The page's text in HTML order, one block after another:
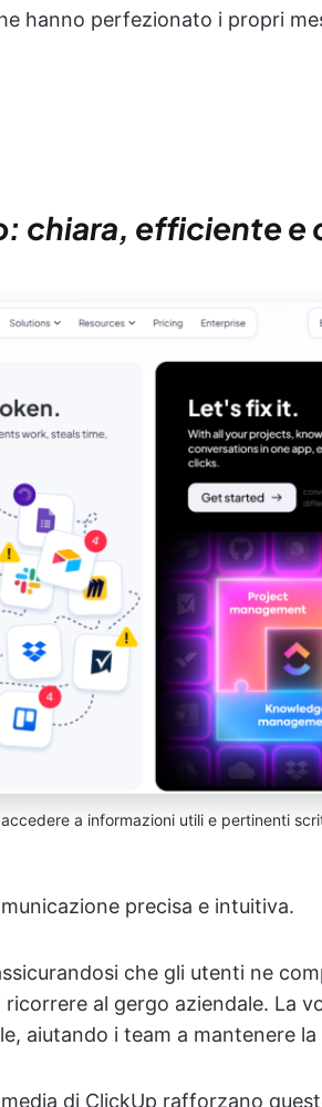
hanno perfezionato i propri
chiara, efficiente e
a informazioni utili e pertinenti
precisa e intuitiva.
che gli utenti ne
al gergo aziendale. La
aiutando i team a mantenere
di ClickUp rafforzano